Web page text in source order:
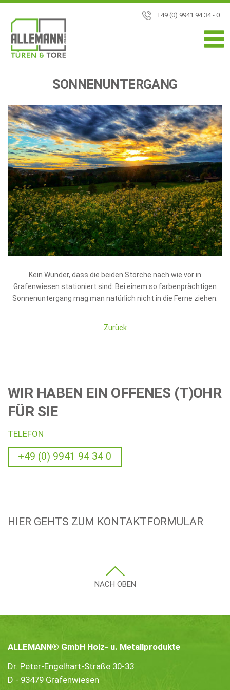
+49 (0) 9941 94 34 - 0
SONNENUNTERGANG
Kein Wunder, dass die beiden Störche nach wie vor in
Grafenwiesen stationiert sind: Bei einem so farbenprächtigen
Sonnenuntergang mag man natürlich nicht in die Ferne ziehen.
Zurück
WIR HABEN EIN OFFENES (T)OHR
FÜR SIE
TELEFON
+49 (0) 9941 94 34 0
HIER GEHTS ZUM KONTAKTFORMULAR
NACH OBEN
ALLEMANN® GmbH Holz- u. Metallprodukte
Dr. Peter-Engelhart-Straße 30-33
D - 93479 Grafenwiesen